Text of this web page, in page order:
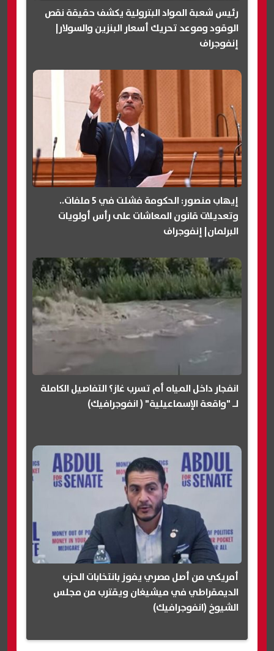
رئيس شعبة المواد البترولية يكشف حقيقة نقص
الوقود وموعد تحريك أسعار البنزين والسولار|
إنفوجراف
إيهاب منصور: الحكومة فشلت في 5 ملفات..
وتعديلات قانون المعاشات على رأس أولويات
البرلمان| إنفوجراف
انفجار داخل المياه أم تسرب غاز؟ التفاصيل الكاملة
لـ "واقعة الإسماعيلية" ( انفوجرافيك)
أمريكي من أصل مصري يفوز بانتخابات الحزب
الديمقراطي في ميشيغان ويقترب من مجلس
الشيوخ (انفوجرافيك)